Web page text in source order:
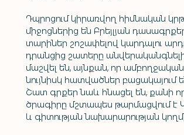
Դպրոցում կիրառվող հիմնական
միջոցներից են Բրեյլյան
տարիներ շոշափելով կարդալու
դրանցից շատերը
մաշվել են, այնքան, որ
նույնիսկ հատվածներ բացակայում
Շատ գրքեր նաև հնացել են, քանի
ծրագիրը մշտապես թարմացվում է
և գիտության նախարարության